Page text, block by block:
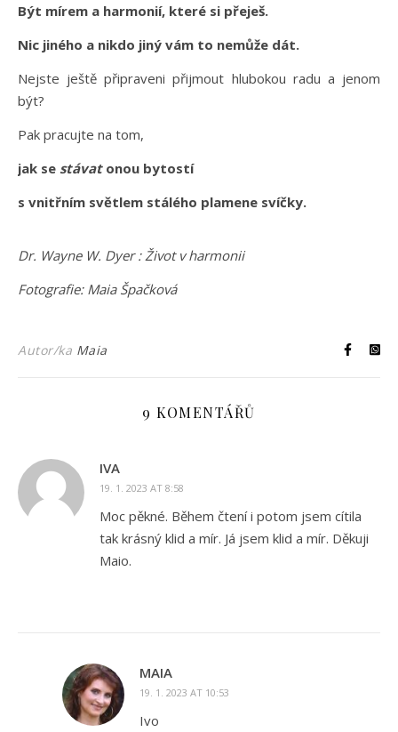
Být mírem a harmonií, které si přeješ.
Nic jiného a nikdo jiný vám to nemůže dát.
Nejste ještě připraveni přijmout hlubokou radu a jenom
být?
Pak pracujte na tom,
jak se stávatonou bytostí
s vnitřním světlem stálého plamene svíčky.
Dr. Wayne W. Dyer : Život v harmonii
Fotografie: Maia Špačková
Autor/ka Maia
9 KOMENTÁŘŮ
IVA
19. 1. 2023 AT 8:58
Moc pěkné. Během čtení i potom jsem cítila
tak krásný klid a mír. Já jsem klid a mír. Děkuji
Maio.
MAIA
19. 1. 2023 AT 10:53
Ivo